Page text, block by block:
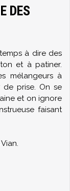
DES
à dire des
et à patiner.
mélangeurs à
de prise. On se
et on ignore
faisant